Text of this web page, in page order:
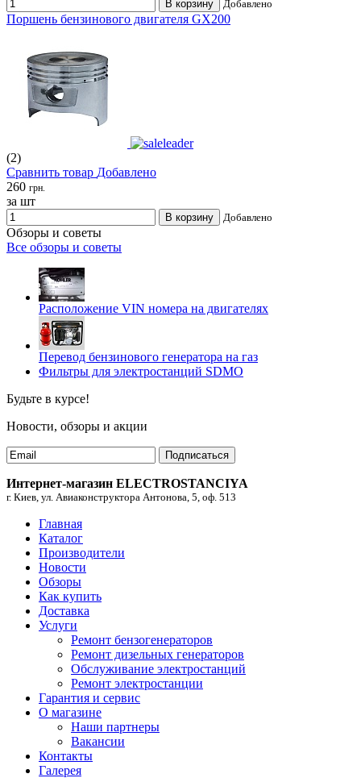
В корзину Добавлено
Поршень бензинового двигателя GX200
(2)
Сравнить товар Добавлено
260 грн.
за шт
В корзину Добавлено
Обзоры и советы
Все обзоры и советы
Расположение VIN номера на двигателях
Перевод бензинового генератора на газ
Фильтры для электростанций SDMO
Будьте в курсе!
Новости, обзоры и акции
Подписаться
Интернет-магазин ELECTROSTANCIYA
г. Киев, ул. Авиаконструктора Антонова, 5, оф. 513
Главная
Каталог
Производители
Новости
Обзоры
Как купить
Доставка
Услуги
Ремонт бензогенераторов
Ремонт дизельных генераторов
Обслуживание электростанций
Ремонт электростанции
Гарантия и сервис
О магазине
Наши партнеры
Вакансии
Контакты
Галерея